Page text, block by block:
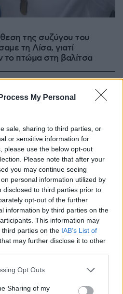
My Personal
sale, sharing to third parties, or
or sensitive information for
please use the below opt-out
Please note that after your
you may continue seeing
personal information utilized by
disclosed to third parties prior to
opt-out of the further
information by third parties on the
This information may
parties on the IAB’s List of
that may further disclose it to other
app uses one or more Google
behaviour. You may click to
Opt Outs
Sharing of my
της συζύγου του
τη Λίσα, γιατί
το πτώμα στη βαλίτσα